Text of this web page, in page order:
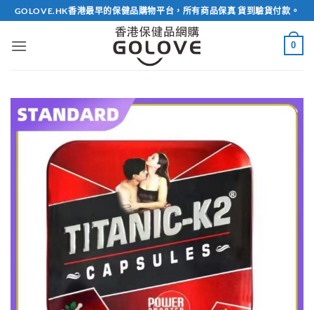
Skip
to
content
GOLOVE.HK香港最早的保健品購物平台，所有商品保真 貨到驗貨付款。
0